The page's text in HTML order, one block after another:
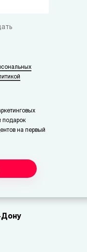
подарок
на первый
Дону